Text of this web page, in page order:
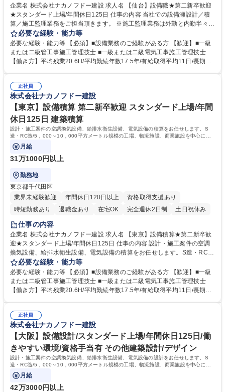
企業名 株式会社ナカノフドー建設 求人名 【仙台】設備職★第二新卒歓迎
★スタンダード上場/年間休日125日 仕事の内容 当社での設備瀬設計／積
算／施工監理業務をご担当頂きます。 ※施工監理業務は外勤と内勤半々程
度の割合です。 設計・施工案件の空調換気設備、給排水衛生設備、電気設
備の設計/積算/ 施工監理をお任せします。 【具体的には】 ■工事原価積算
■見積書の作成 ■協力業者との連携 ■工事内容確認 ■品質管理 ■機器や配管
の図面配置 など ※施工監理業務は外勤内勤半々程度、積算業務・設計業
必要な経験・能力等
必要な経験・能力等 【必須】■設備業務のご経験がある方 【歓迎】■一級
または二級管工事施工管理技士 ■一級または二級電気工事施工管理技士
【働き方】平均残業20.6H/平均勤続年数17.5年/有給取得平均11日/長期就
【充実した研修制度】階層等に応じた研修制度が充実、資格支援制度もあ
り。社員ひとりひとりのスキルアップを後押ししています。 学歴・資格
学歴：大学院 大学 高専 短大 専修学校 高校 語学力： 資格：2級電気工事
施工管理技士 2級管工事施工管理技士 1級管工事施工管理技士
正社員
株式会社ナカノフドー建設
【東京】設備積算 第二新卒歓迎 スタンダード上場/年間
休日125日 建築積算
設計・施工案件の空調換気設備、給排水衛生設備、電気設備の積算をお任せします。S
造・RC造/5，000～10，000平方メートル規模の工場、物流施設、商業施設を中心にマ
ンション等もお任せする場合があります。
月給
31万1000円以上
勤務地
東京都千代田区
業界未経験歓迎
年間休日120日以上
資格取得支援あり
時短勤務あり
退職金あり 在宅OK 完全週休2日制 土日祝休み
仕事の内容
企業名 株式会社ナカノフドー建設 求人名 【東京】設備積算★第二新卒歓
迎★スタンダード上場/年間休日125日 仕事の内容 設計・施工案件の空調
換気設備、給排水衛生設備、電気設備の積算をお任せします。S造・RC
造/5，000～10，000平方メートル規模の工場、物流施設、商業施設を中
心にマンション等もお任せする場合があります。 【研修制度】年齢や階層
に応じた研修制度、資格支援制度あり◎ 【グローバルに活躍できる環境】
売上の約3～4割が海外建設となるため、海外建設にも携われるチャンスも
受けました。 募集職種 【東京】設備積算★第二新卒歓迎★スタンダード
上場/年間休日125日
必要な経験・能力等
必要な経験・能力等 【必須】■設備業務のご経験がある方 【歓迎】■一級
または二級管工事施工管理技士 ■一級または二級電気工事施工管理技士
【働き方】平均残業20.6H/平均勤続年数17.5年/有給取得平均11日/長期就
【充実した研修制度】階層等に応じた研修制度が充実、資格支援制度もあ
り。社員ひとりひとりのスキルアップを後押ししています。 学歴・資格
学歴：大学院 大学 高専 短大 専修学校 高校 語学力： 資格：2級電気工事
施工管理技士 2級管工事施工管理技士 1級管工事施工管理技士
正社員
株式会社ナカノフドー建設
【大阪】設備設計/スタンダード上場/年間休日125日/働
きやすい環境/資格手当有 その他建築設計/デザイン
設計・施工案件の空調換気設備、給排水衛生設備、電気設備の設計をお任せします。S
造・RC造/5，000～10，000平方メートル規模の工場、物流施設、商業施設を中心にマ
ンション等もお任せする場合があります。
月給
42万3000円以上